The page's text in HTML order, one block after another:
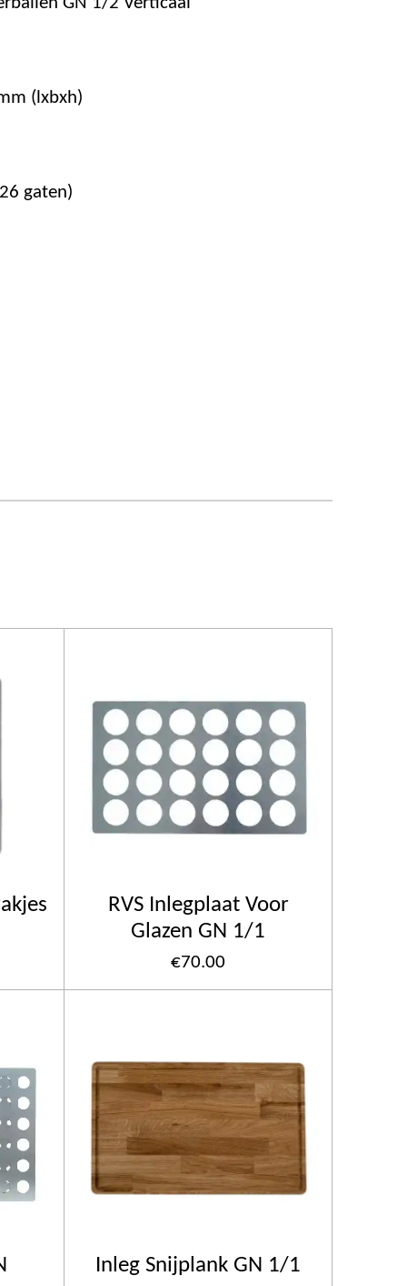
(lxbxh)
gaten)
RVS Inlegplaat Voor
Glazen GN 1/1
€70.00
Inleg Snijplank GN 1/1